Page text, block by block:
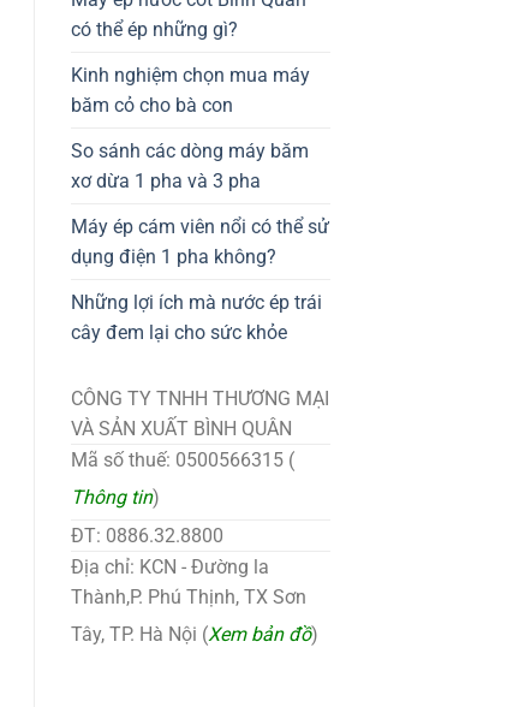
có thể ép những gì?
Kinh nghiệm chọn mua máy
băm cỏ cho bà con
So sánh các dòng máy băm
xơ dừa 1 pha và 3 pha
Máy ép cám viên nổi có thể sử
dụng điện 1 pha không?
Những lợi ích mà nước ép trái
cây đem lại cho sức khỏe
CÔNG TY TNHH THƯƠNG MẠI
VÀ SẢN XUẤT BÌNH QUÂN
Mã số thuế: 0500566315 (
Thông tin)
ĐT: 0886.32.8800
Địa chỉ: KCN - Đường la
Thành,P. Phú Thịnh, TX Sơn
Tây, TP. Hà Nội (Xem bản đồ)